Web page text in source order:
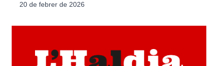
20 de febrer de 2026